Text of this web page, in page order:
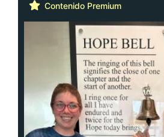
Contenido Premium